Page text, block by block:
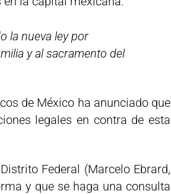
la nueva ley por
y al sacramento del
de México ha anunciado que
legales en contra de esta
Federal (Marcelo Ebrard,
y que se haga una consulta